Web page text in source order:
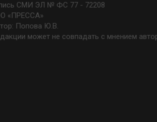
СМИ ЭЛ № ФС 77 - 72208
«ПРЕССА»
Попова Ю.В.
может не совпадать с мнением